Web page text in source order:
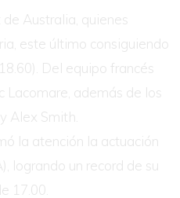
Australia, quienes
este último consiguiendo
Del equipo francés
Lacomare, además de los
Alex Smith.
la atención la actuación
logrando un record de su
17.00.